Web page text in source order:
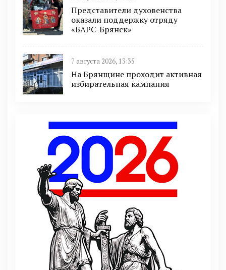
Представители духовенства
оказали поддержку отряду
«БАРС-Брянск»
7 августа 2026, 13:35
На Брянщине проходит активная
избирательная кампания